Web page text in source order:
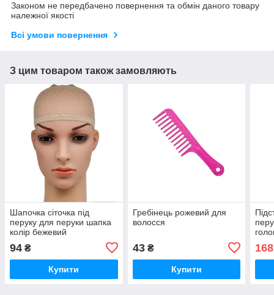
Законом не передбачено повернення та обмін даного товару
належної якості
Всі умови повернення
З цим товаром також замовляють
Шапочка сіточка під
перуку для перуки шапка
колір бежевий
94 ₴
Купити
Гребінець рожевий для
волосся
43₴
Купити